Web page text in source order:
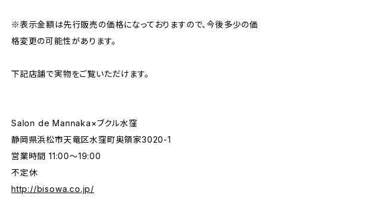
※表示金額は先行販売の価格になっておりますので、今後多少の価
格変更の可能性があります。
下記店舗で実物をご覧いただけます。
Salon de Mannaka×ブクル水窪
静岡県浜松市天竜区水窪町奥領家3020-1
営業時間 11:00〜19:00
不定休
http://bisowa.co.jp/